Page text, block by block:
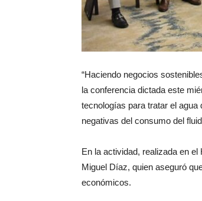
“Haciendo negocios
la conferencia dictada este
tecnologías para tratar el
negativas del consumo del
En la actividad, realizada en
Miguel Díaz, quien aseguró
económicos.